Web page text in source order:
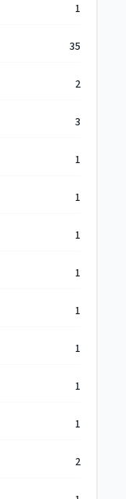
1
35
2
3
1
1
1
1
1
1
1
1
2